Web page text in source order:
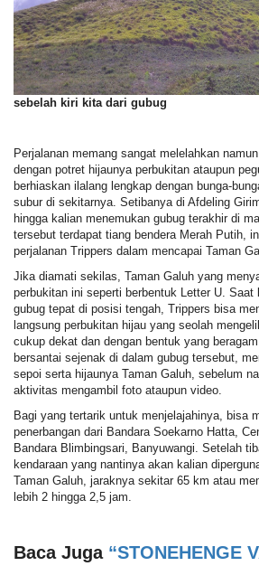
sebelah kiri kita dari gubug
Perjalanan memang sangat melelahkan
dengan potret hijaunya perbukitan ataupun
berhiaskan ilalang lengkap dengan bunga-
subur di sekitarnya. Setibanya di Afdeling
hingga kalian menemukan gubug terakhir di
tersebut terdapat tiang bendera Merah Putih,
perjalanan Trippers dalam mencapai Taman
Jika diamati sekilas, Taman Galuh yang
perbukitan ini seperti berbentuk Letter U. Saat
gubug tepat di posisi tengah, Trippers bisa
langsung perbukitan hijau yang seolah
cukup dekat dan dengan bentuk yang
bersantai sejenak di dalam gubug tersebut,
sepoi serta hijaunya Taman Galuh, sebelum
aktivitas mengambil foto ataupun video.
Bagi yang tertarik untuk menjelajahinya, bisa
penerbangan dari Bandara Soekarno Hatta,
Bandara Blimbingsari, Banyuwangi. Setelah
kendaraan yang nantinya akan kalian
Taman Galuh, jaraknya sekitar 65 km atau
lebih 2 hingga 2,5 jam.
Baca Juga “STONEHENGE